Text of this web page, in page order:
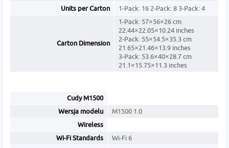
Units per Carton
1-Pack: 16 2-Pack: 8 3-Pack: 4
Carton Dimension
1-Pack: 57×56×26 cm
22.44×22.05×10.24 inches
2-Pack: 55×54.5×35.3 cm
21.65×21.46×13.9 inches
3-Pack: 53.6×40×28.7 cm
21.1×15.75×11.3 inches
Cudy M1500
Wersja modelu
M1500 1.0
Wireless
Wi-Fi Standards
Wi-Fi 6